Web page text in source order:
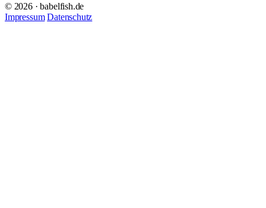
© 2026 · babelfish.de
Impressum Datenschutz